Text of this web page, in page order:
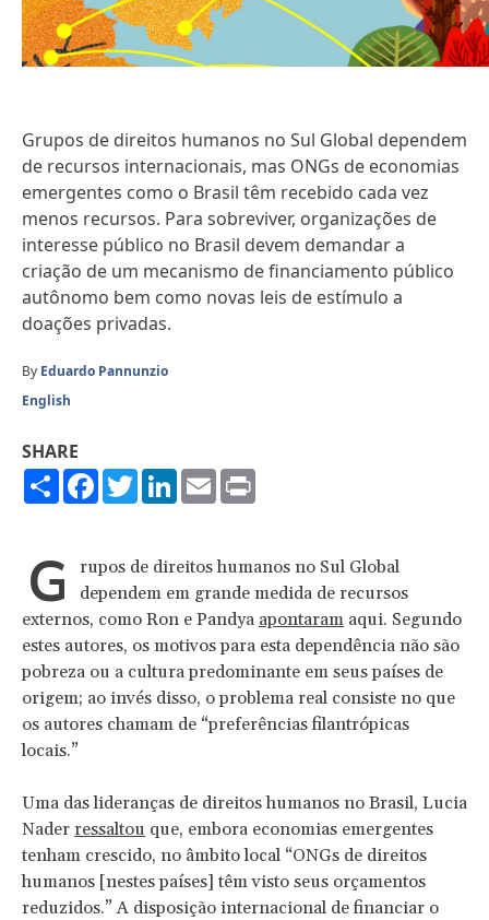
Grupos de direitos humanos no Sul Global dependem
de recursos internacionais, mas ONGs de economias
emergentes como o Brasil têm recebido cada vez
menos recursos. Para sobreviver, organizações de
interesse público no Brasil devem demandar a
criação de um mecanismo de financiamento público
autônomo bem como novas leis de estímulo a
doações privadas.
By Eduardo Pannunzio
English
SHARE
ShareFacebook
TwitterLinkedIn
Email
G
rupos de direitos humanos no Sul Global
dependem em grande medida de recursos
externos, como Ron e Pandya apontaram aqui. Segundo
estes autores, os motivos para esta dependência não são
pobreza ou a cultura predominante em seus países de
origem; ao invés disso, o problema real consiste no que
os autores chamam de “preferências filantrópicas
locais.”
Uma das lideranças de direitos humanos no Brasil, Lucia
Nader ressaltou que, embora economias emergentes
tenham crescido, no âmbito local “ONGs de direitos
humanos [nestes países] têm visto seus orçamentos
reduzidos.” A disposição internacional de financiar o